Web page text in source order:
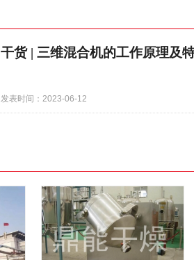
干货 | 三维混合机的工作原理及
发表时间：2023-06-12